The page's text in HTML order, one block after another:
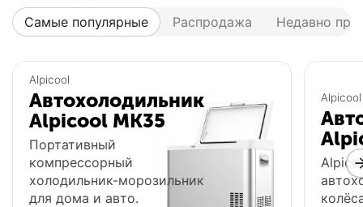
Самые популярные Распродажа Недавно
Популярный Популярный
Alpicool
Автохолодильник
Alpicool MK35
Портативный
компрессорный
холодильник-морозильник
для дома и авто.
Alpicool